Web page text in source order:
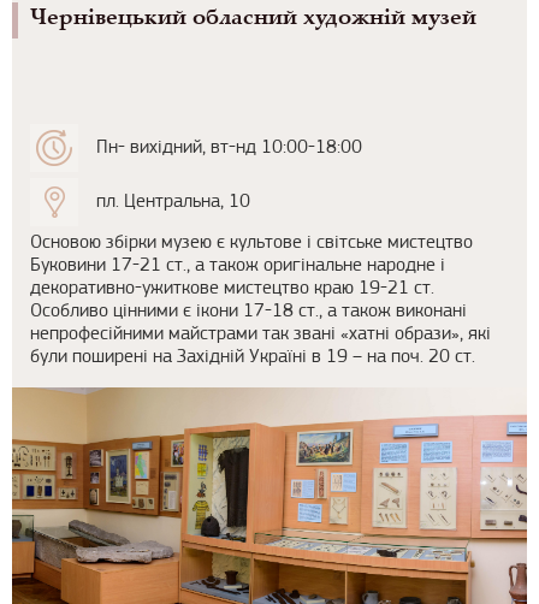
Чернівецький обласний художній музей
Пн- вихідний, вт-нд 10:00-18:00
пл. Центральна, 10
Основою збірки музею є культове і світське мистецтво
Буковини 17-21 ст., а також оригінальне народне і
декоративно-ужиткове мистецтво краю 19-21 ст.
Особливо цінними є ікони 17-18 ст., а також виконані
непрофесійними майстрами так звані «хатні образи», які
були поширені на Західній Україні в 19 – на поч. 20 ст.